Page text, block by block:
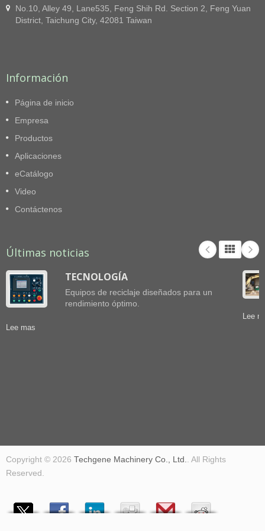
No.10, Alley 49, Lane535, Feng Shih Rd. Section 2, Feng Yuan
District, Taichung City, 42081 Taiwan
Información
Página de inicio
Empresa
Productos
Aplicaciones
eCatálogo
Video
Contáctenos
Últimas noticias
TECNOLOGÍA
Equipos de reciclaje diseñados para un
rendimiento óptimo.
Lee mas
Lee
Copyright © 2026 Techgene Machinery Co., Ltd.
. All Rights
Reserved.